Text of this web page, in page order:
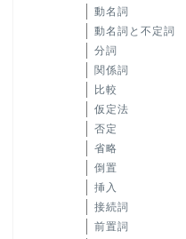
動名詞
動名詞と不定詞
分詞
関係詞
比較
仮定法
否定
省略
倒置
挿入
接続詞
前置詞